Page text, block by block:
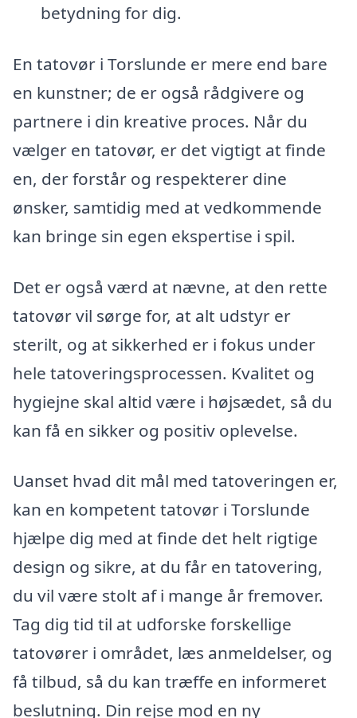
betydning for dig.
En tatovør i Torslunde er mere end bare
en kunstner; de er også rådgivere og
partnere i din kreative proces. Når du
vælger en tatovør, er det vigtigt at finde
en, der forstår og respekterer dine
ønsker, samtidig med at vedkommende
kan bringe sin egen ekspertise i spil.
Det er også værd at nævne, at den rette
tatovør vil sørge for, at alt udstyr er
sterilt, og at sikkerhed er i fokus under
hele tatoveringsprocessen. Kvalitet og
hygiejne skal altid være i højsædet, så du
kan få en sikker og positiv oplevelse.
Uanset hvad dit mål med tatoveringen er,
kan en kompetent tatovør i Torslunde
hjælpe dig med at finde det helt rigtige
design og sikre, at du får en tatovering,
du vil være stolt af i mange år fremover.
Tag dig tid til at udforske forskellige
tatovører i området, læs anmeldelser, og
få tilbud, så du kan træffe en informeret
beslutning. Din rejse mod en ny